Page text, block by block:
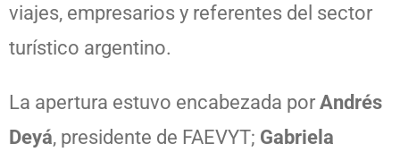
viajes, empresarios y referentes del sector
turístico argentino.
La apertura estuvo encabezada por Andrés
Deyá, presidente de FAEVYT; Gabriela